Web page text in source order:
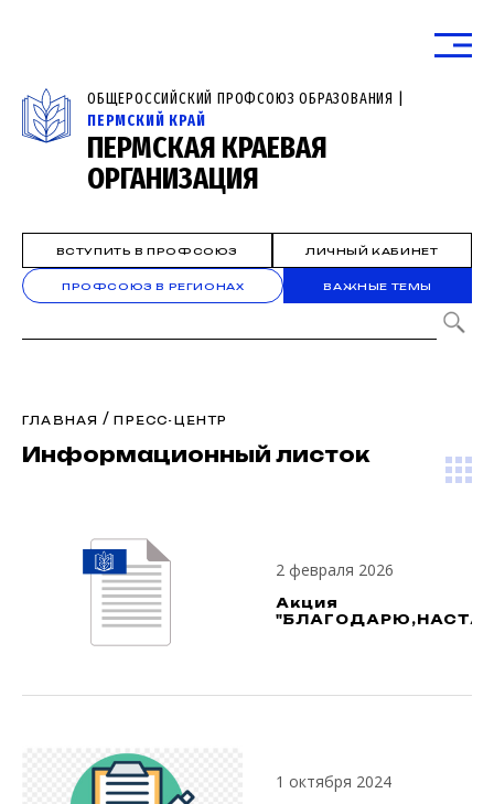
ОБЩЕРОССИЙСКИЙ ПРОФСОЮЗ ОБРАЗОВАНИЯ |
ПЕРМСКИЙ КРАЙ
ПЕРМСКАЯ КРАЕВАЯ
ОРГАНИЗАЦИЯ
ВСТУПИТЬ В ПРОФСОЮЗ ЛИЧНЫЙ КАБИНЕТ
ПРОФСОЮЗ В РЕГИОНАХ ВАЖНЫЕ ТЕМЫ
ГЛАВНАЯ /ПРЕСС-ЦЕНТР
Информационный листок
2 февраля 2026
Акция
1 октября 2024